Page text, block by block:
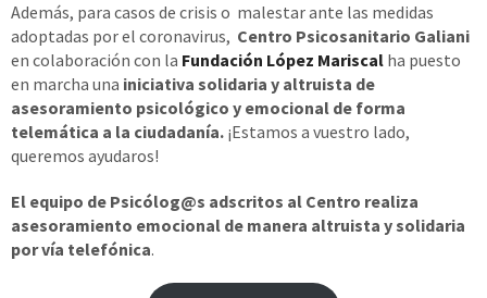
Además, para casos de crisis o malestar ante las medidas
adoptadas por el coronavirus, Centro Psicosanitario Galiani
en colaboración con la Fundación López Mariscal ha puesto
en marcha una iniciativa solidaria y altruista de
asesoramiento psicológico y emocional de forma
telemática a la ciudadanía. ¡Estamos a vuestro lado,
queremos ayudaros!
El equipo de Psicólog@s adscritos al Centro realiza
asesoramiento emocional de manera altruista y solidaria
por vía telefónica.